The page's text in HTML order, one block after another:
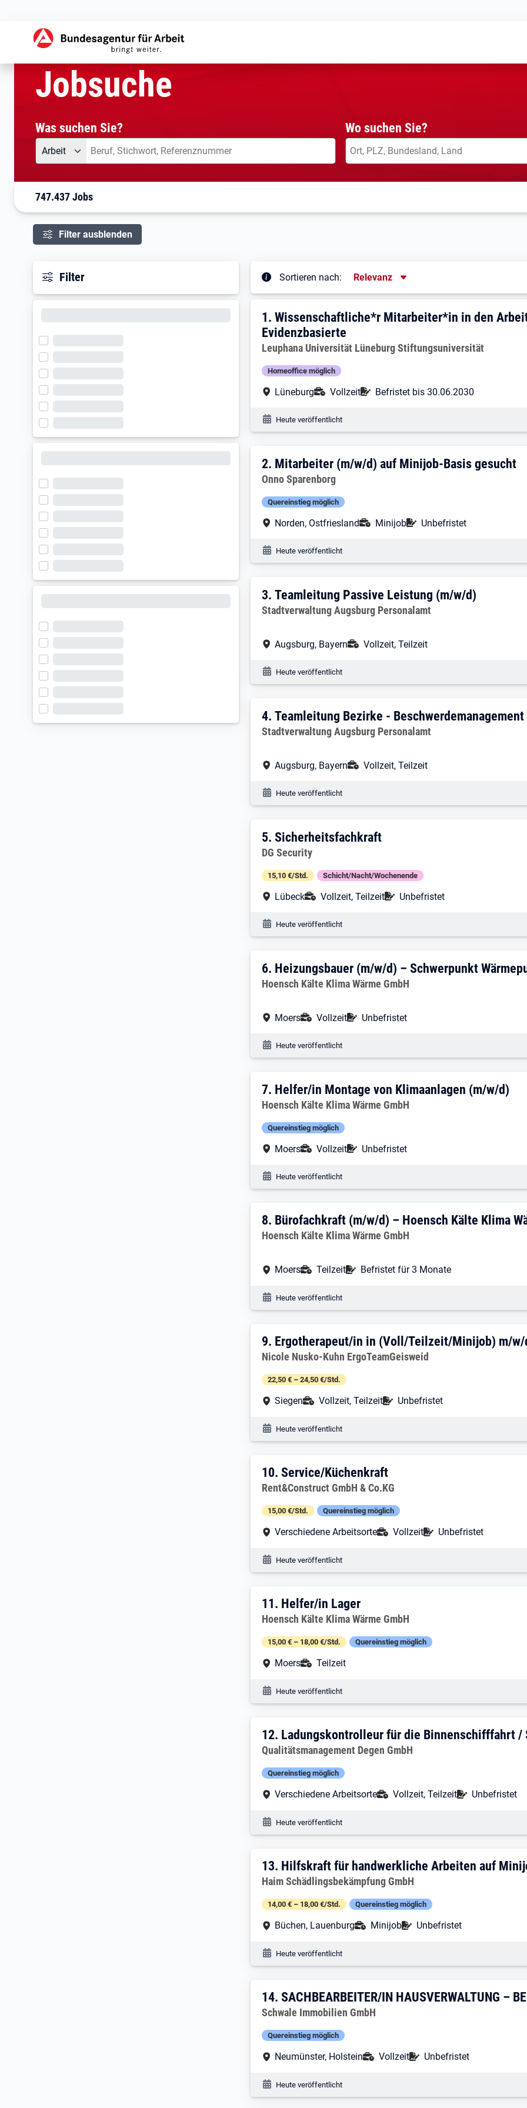
Startseite
Jobsuche
Was suchen Sie?
Angebotsart
Arbeit Was suchen Sie?
Wo suchen Sie?
747.437 Jobs
Filter ausblenden
Filter Sortieren nach: Sortierung
Relevanz
Ergebnisliste
1. Ergebnis: Wissenschaftliche*r
1.Wissenschaftliche*r Mitarbeiter*in in den
Evidenzbasierte
Arbeitgeber:
Leuphana Universität Lüneburg Stiftungsuniversität
Homeoffice möglich
Arbeitsort:
Lüneburg Anstellungsart:
Vollzeit Befristung:
Befristet bis 30.06.2030
Veröffentlichungsdatum:
Heute veröffentlicht
2. Ergebnis: Mitarbeiter (m/w/d) auf
2. Mitarbeiter (m/w/d) auf Minijob-Basis gesucht
Arbeitgeber:
Onno Sparenborg
Quereinstieg möglich
Arbeitsort:
Norden, Ostfriesland Anstellungsart:
Minijob Befristung:
Unbefristet
Veröffentlichungsdatum:
Heute veröffentlicht
3. Ergebnis: Teamleitung Passive
3.Teamleitung Passive Leistung (m/w/d)
Arbeitgeber:
Stadtverwaltung Augsburg Personalamt
Arbeitsort:
Augsburg, Bayern Anstellungsart:
Vollzeit, Teilzeit
Veröffentlichungsdatum:
Heute veröffentlicht
4. Ergebnis: Teamleitung Bezirke -
4.Teamleitung Bezirke -
Arbeitgeber:
Stadtverwaltung Augsburg Personalamt
Arbeitsort:
Augsburg, Bayern Anstellungsart:
Vollzeit, Teilzeit
Veröffentlichungsdatum:
Heute veröffentlicht
5. Ergebnis: Sicherheitsfachkraft
5.Sicherheitsfachkraft
Arbeitgeber:
DG Security
15,10 €/Std. Schicht/Nacht/Wochenende
Arbeitsort:
Lübeck Anstellungsart:
Vollzeit, Teilzeit Befristung:
Unbefristet
Veröffentlichungsdatum:
Heute veröffentlicht
6. Ergebnis: Heizungsbauer (m/w/d) –
6. Heizungsbauer (m/w/d) – Schwerpunkt
Arbeitgeber:
Hoensch Kälte Klima Wärme GmbH
Arbeitsort:
Moers Anstellungsart:
Vollzeit Befristung:
Unbefristet
Veröffentlichungsdatum:
Heute veröffentlicht
7. Ergebnis: Helfer/in Montage von
7. Helfer/in Montage von Klimaanlagen (m/w/d)
Arbeitgeber:
Hoensch Kälte Klima Wärme GmbH
Quereinstieg möglich
Arbeitsort:
Moers Anstellungsart:
Vollzeit Befristung:
Unbefristet
Veröffentlichungsdatum:
Heute veröffentlicht
8. Ergebnis: Bürofachkraft (m/w/d) –
8. Bürofachkraft (m/w/d) – Hoensch Kälte Klima
Arbeitgeber:
Hoensch Kälte Klima Wärme GmbH
Arbeitsort:
Moers Anstellungsart:
Teilzeit Befristung:
Befristet für 3 Monate
Veröffentlichungsdatum:
Heute veröffentlicht
9. Ergebnis: Ergotherapeut/in in (Voll/
9. Ergotherapeut/in in (Voll/Teilzeit/Minijob) m/w/
Arbeitgeber:
Nicole Nusko-Kuhn ErgoTeamGeisweid
22,50 € – 24,50 €/Std.
Arbeitsort:
Siegen Anstellungsart:
Vollzeit, Teilzeit Befristung:
Unbefristet
Veröffentlichungsdatum:
Heute veröffentlicht
10. Ergebnis: Service/Küchenkraft
10.Service/Küchenkraft
Arbeitgeber:
Rent&Construct GmbH & Co.KG
15,00 €/Std. Quereinstieg möglich
Arbeitsort:
Verschiedene Arbeitsorte Anstellungsart:
Vollzeit Befristung:
Unbefristet
Veröffentlichungsdatum:
Heute veröffentlicht
11. Ergebnis: Helfer/in Lager
11. Helfer/in Lager
Arbeitgeber:
Hoensch Kälte Klima Wärme GmbH
15,00 € – 18,00 €/Std. Quereinstieg möglich
Arbeitsort:
Moers Anstellungsart:
Teilzeit
Veröffentlichungsdatum:
Heute veröffentlicht
12. Ergebnis: Ladungskontrolleur für
12. Ladungskontrolleur für die Binnenschifffahrt
Arbeitgeber:
Qualitätsmanagement Degen GmbH
Quereinstieg möglich
Arbeitsort:
Verschiedene Arbeitsorte Anstellungsart:
Vollzeit, Teilzeit Befristung:
Unbefristet
Veröffentlichungsdatum:
Heute veröffentlicht
13. Ergebnis: Hilfskraft für
13. Hilfskraft für handwerkliche Arbeiten auf
Arbeitgeber:
Haim Schädlingsbekämpfung GmbH
14,00 € – 18,00 €/Std. Quereinstieg möglich
Arbeitsort:
Büchen, Lauenburg Anstellungsart:
Minijob Befristung:
Unbefristet
Veröffentlichungsdatum:
Heute veröffentlicht
14. Ergebnis: SACHBEARBEITER/IN
14.SACHBEARBEITER/IN HAUSVERWALTUNG –
Arbeitgeber:
Schwale Immobilien GmbH
Quereinstieg möglich
Arbeitsort:
Neumünster, Holstein Anstellungsart:
Vollzeit Befristung:
Unbefristet
Veröffentlichungsdatum:
Heute veröffentlicht